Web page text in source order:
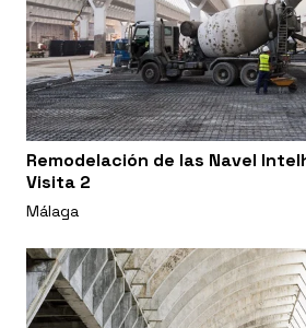
Remodelación de las Navel
Visita 2
Málaga